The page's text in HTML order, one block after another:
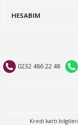
0232 486 22 48
HESABIM
Kredi kartı